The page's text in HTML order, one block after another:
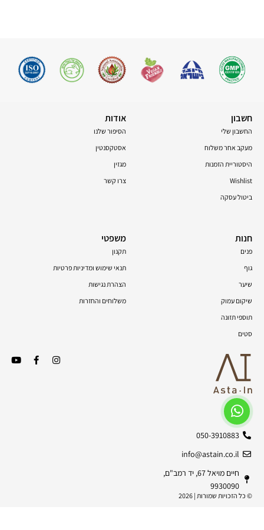
050-3910883
info@astain.co.il
חיים מויאל 67, יד רמב"ם,
9930090
© כל הזכויות שמורות | 2026
חשבון
החשבון שלי
מעקב אחר משלוח
היסטוריית הזמנות
Wishlist
ביטול עסקה
אודות
הסיפור שלנו
אסטקסנטין
מגזין
צרו קשר
חנות
פנים
גוף
שיער
שיקום עמוק
תוספי תזונה
סטים
משפטי
תקנון
תנאי שימוש ומדיניות פרטיות
הצהרת נגישות
משלוחים והחזרות